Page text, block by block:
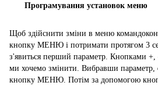
Програмування установок меню
Щоб здійснити зміни в меню
кнопку МЕНЮ і потримати протягом 3
з'явиться перший параметр. Кнопками
ми хочемо змінити. Вибравши параметр,
кнопку МЕНЮ. Потім за допомогою